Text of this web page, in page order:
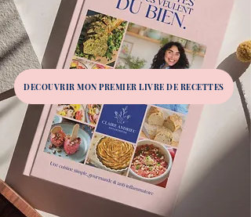
DECOUVRIR MON PREMIER LIVRE DE RECETTES